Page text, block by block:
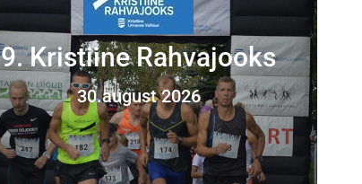
9. Kristiine Rahvajooks
30.august 2026